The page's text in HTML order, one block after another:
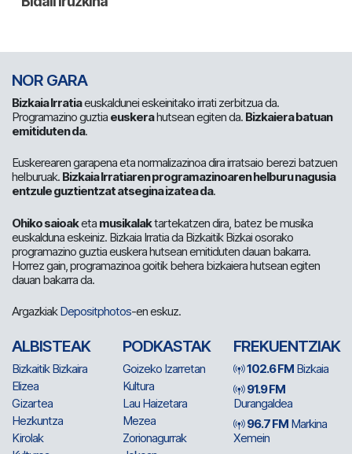
NOR GARA
Bizkaia Irratiaeuskaldunei eskeinitako irrati zerbitzua da.
Programazino guztia euskerahutsean egiten da. Bizkaiera batuan
emitiduten da.
Euskerearen garapena eta normalizazinoa dira irratsaio berezi batzuen
helburuak. Bizkaia Irratiaren programazinoaren helburu nagusia
entzule guztientzat atsegina izatea da.
Ohiko saioaketa musikalaktartekatzen dira, batez be musika
euskalduna eskeiniz. Bizkaia Irratia da Bizkaitik Bizkai osorako
programazino guztia euskera hutsean emitiduten dauan bakarra.
Horrez gain, programazinoa goitik behera bizkaiera hutsean egiten
dauan bakarra da.
ArgazkiakDepositphotos-en eskuz.
ALBISTEAK
Bizkaitik Bizkaira
Elizea
Gizartea
Hezkuntza
Kirolak
PODKASTAK
Goizeko Izarretan
Kultura
Lau Haizetara
Mezea
Zorionagurrak
FREKUENTZIAK
102.6 FM Bizkaia
91.9 FM
Durangaldea
96.7 FM Markina
Xemein